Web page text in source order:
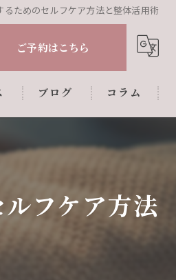
ためのセルフケア方法と整体活用術
ご予約はこちら
ブログ コラム
フケア方法